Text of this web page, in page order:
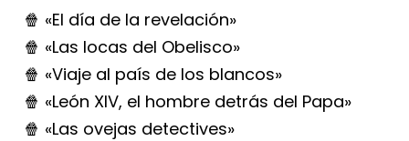
🍿 «El día de la revelación»
🍿 «Las locas del Obelisco»
🍿 «Viaje al país de los blancos»
🍿 «León XIV, el hombre detrás del Papa»
🍿 «Las ovejas detectives»